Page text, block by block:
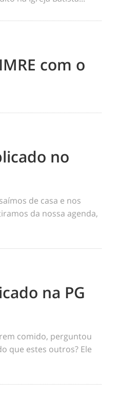
com o
no
de casa e nos
da nossa agenda,
na PG
comido, perguntou
que estes outros? Ele